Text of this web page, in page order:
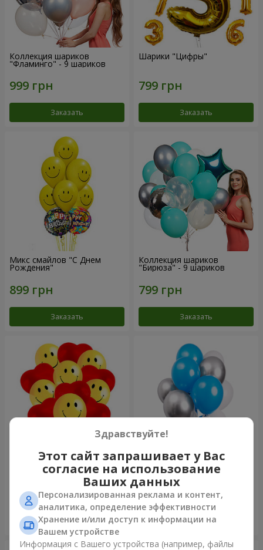
Коллекция шариков
"Фламинго" - 9 шариков
Заказать
Шарики "Цифры"
Заказать
Микс смайлов "C Днем
Рождения"
Заказать
Коллекция шариков
"Бирюза" - 9 шариков
Заказать
11 желтых смайлов и
красных сердец
Заказать
Фонтан шаров "Небо"
Заказать
Здравствуйте!
Этот сайт запрашивает у Вас
согласие на использование
Ваших данных
Персонализированная реклама и контент,
аналитика, определение эффективности
Хранение и/или доступ к информации на
Вашем устройстве
Информация с Вашего устройства (например, файлы